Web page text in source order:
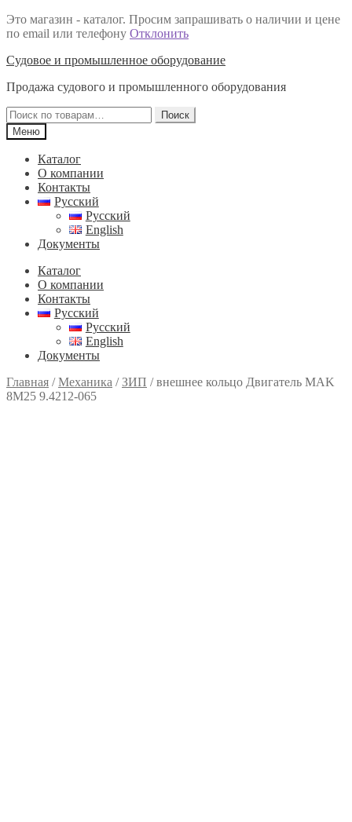
Это магазин - каталог. Просим запрашивать о наличии и цене
по email или телефону Отклонить
Перейти
навигации
Перейти
содержимому
Судовое и промышленное оборудование
Продажа судового и промышленного оборудования
Искать:
Поиск
Меню
Каталог
О компании
Контакты
Русский
Русский
English
Документы
Каталог
О компании
Контакты
Русский
Русский
English
Документы
Главная /Механика /ЗИП /внешнее кольцо Двигатель MAK
8M25 9.4212-065